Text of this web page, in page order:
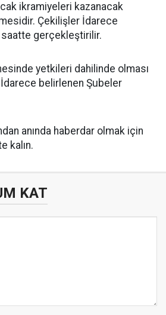
ikramiyeleri kazanacak
Çekilişler İdarece
gerçekleştirilir.
yetkileri dahilinde olması
belirlenen Şubeler
anında haberdar olmak için
kalın.
KAT